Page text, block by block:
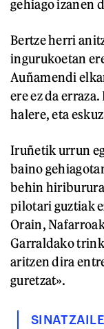
gehiago izanen
Bertze herri
ingurukoetan
Auñamendi
ere ez da
halere, eta
Iruñetik urrun
baino
behin hiriburura
pilotari guztiak
Orain,
Garraldako
aritzen dira
guretzat».